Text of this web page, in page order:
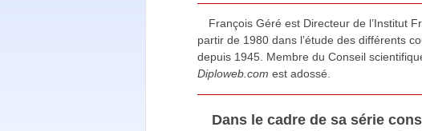
François Géré est Directeur de l’Institut
partir de 1980 dans l’étude des différents
depuis 1945. Membre du Conseil
Diploweb.com est adossé.
Dans le cadre de sa série